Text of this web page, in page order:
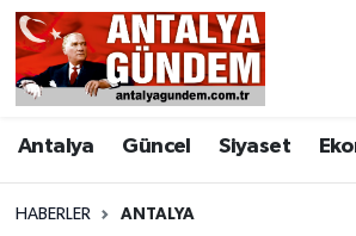
Antalya Güncel Siyaset
HABERLER ANTALYA
Antalya
Asayiş
Bilim & Teknoloji
Antalya Nöbetçi Eczaneler
Antalya Hava Durumu
Antalya Namaz Vakitleri